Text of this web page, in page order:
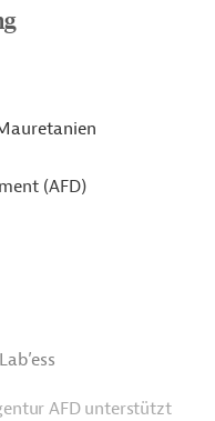
(AFD)
AFD unterstützt